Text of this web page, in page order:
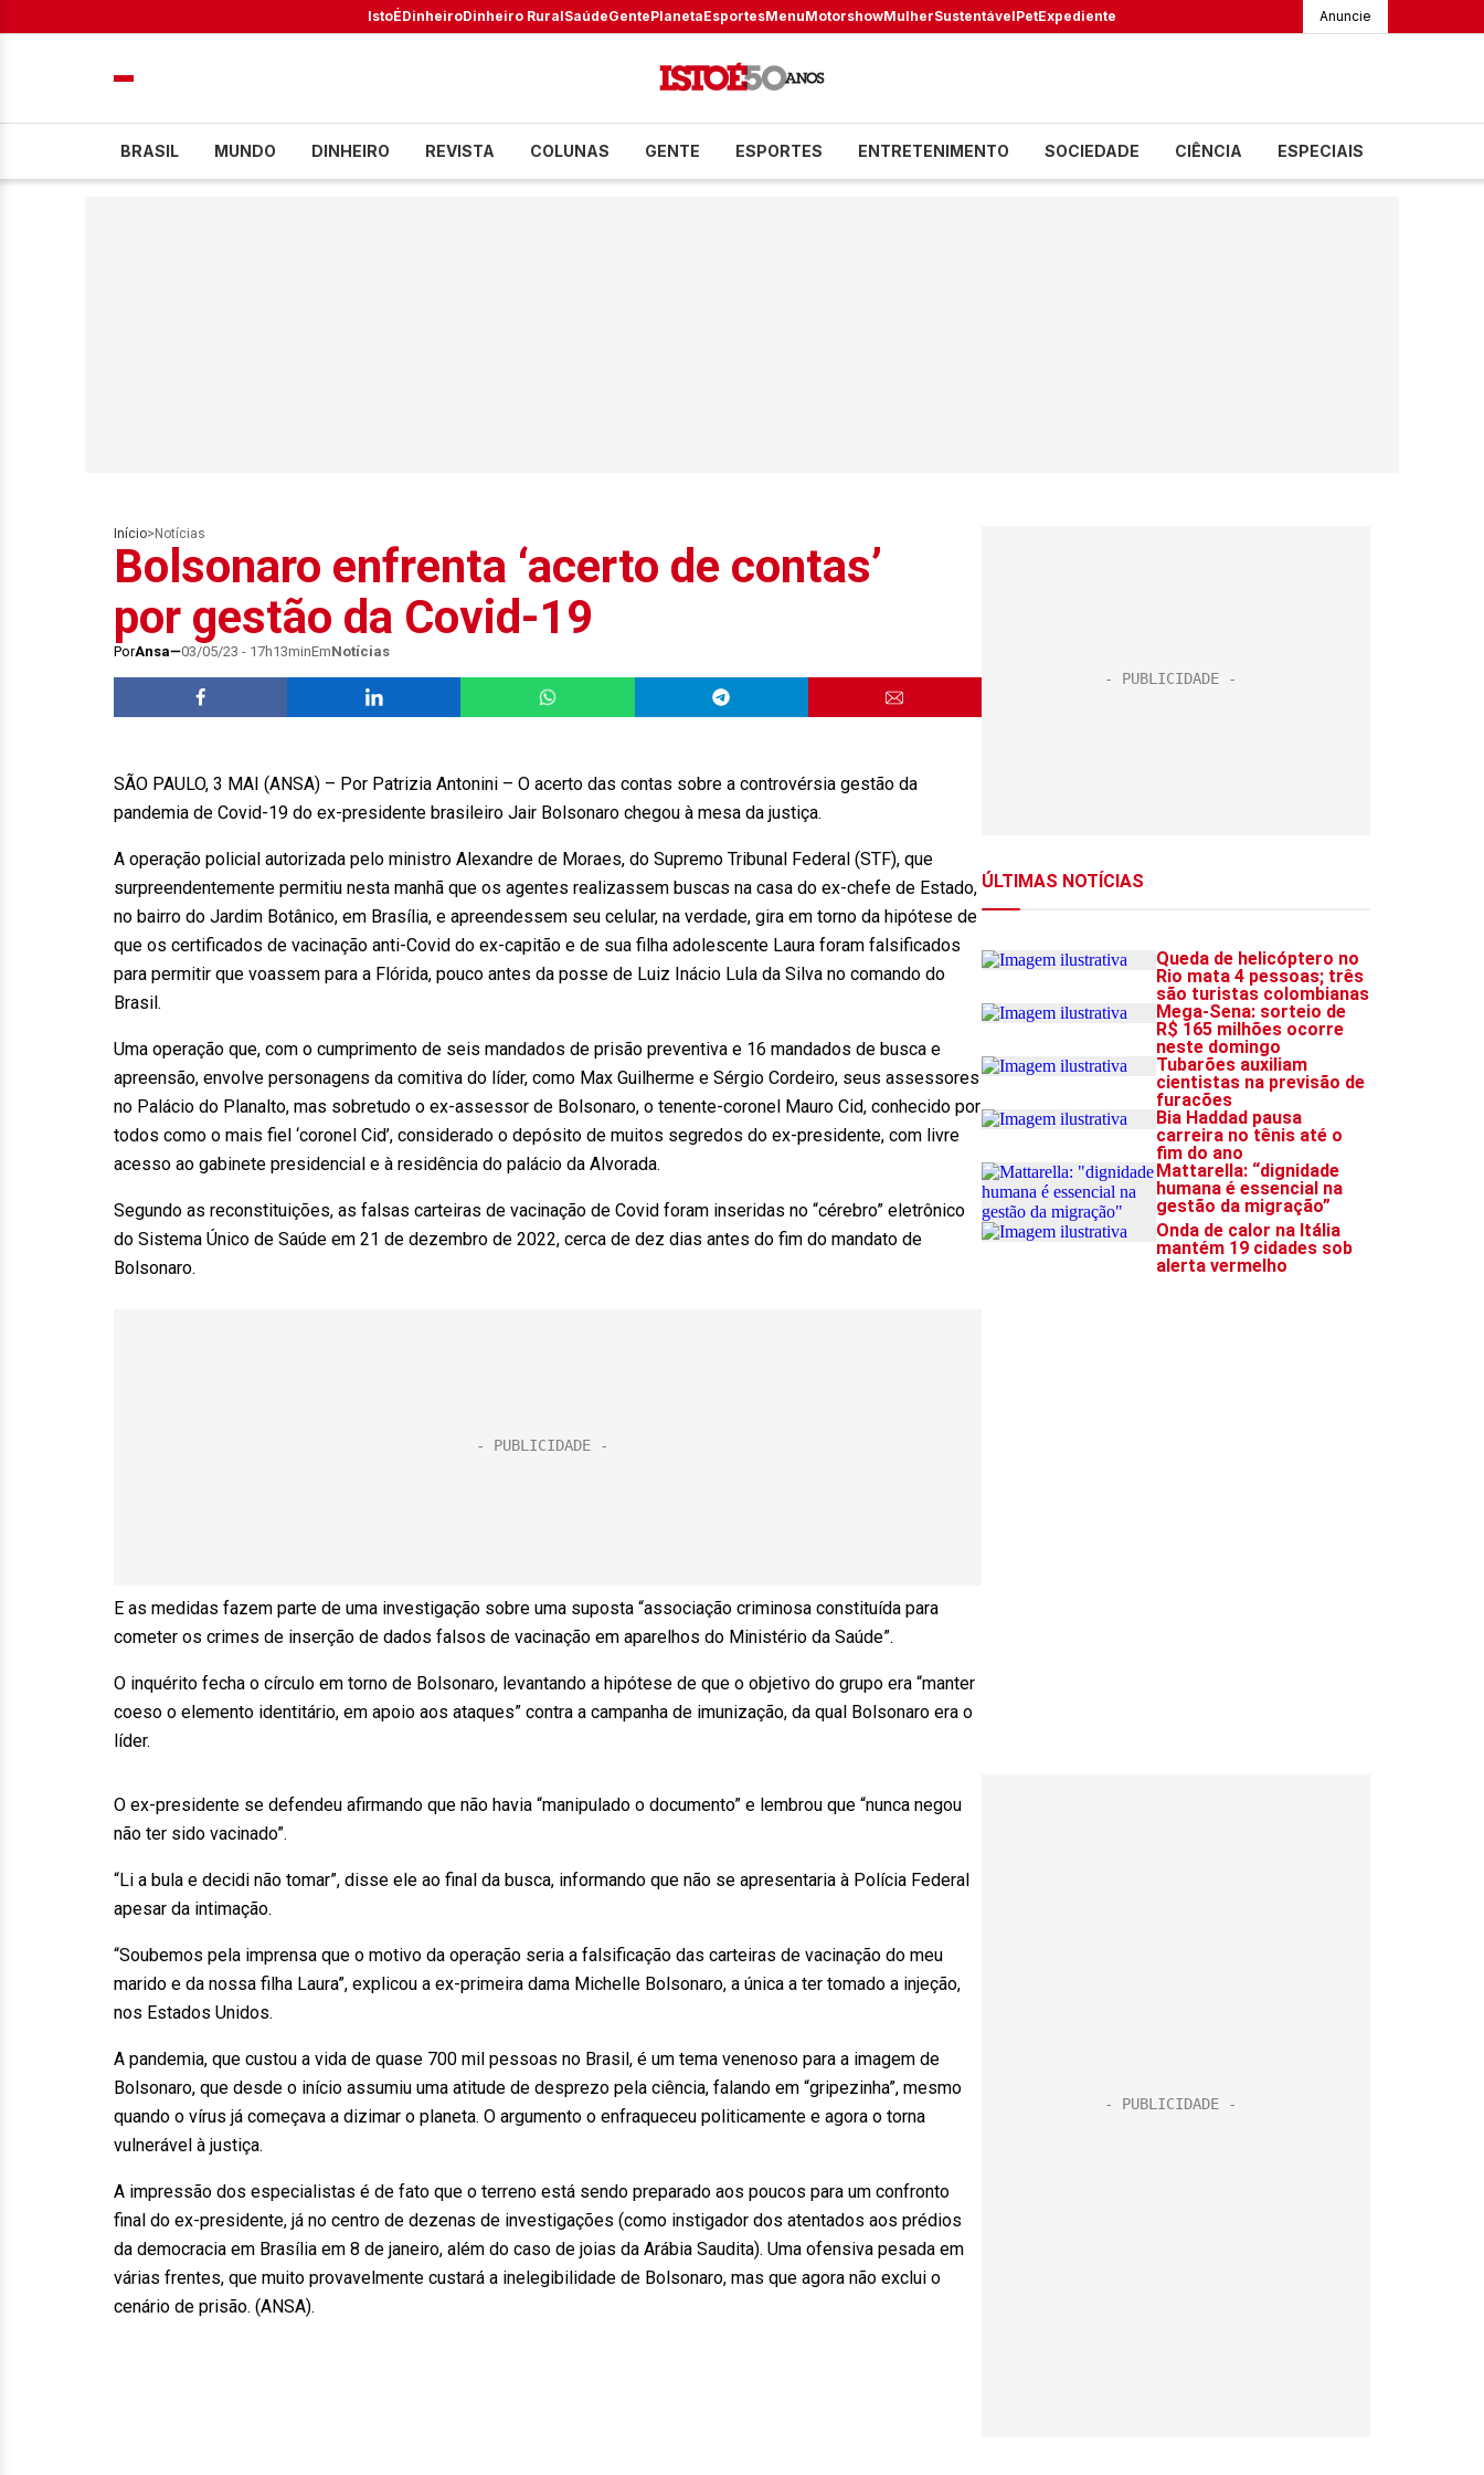
IstoÉDinheiroDinheiro RuralSaúdeGentePlanetaEsportesMenuMotorshowMulherSustentávelPetExpediente Anuncie
BRASIL MUNDO DINHEIRO REVISTA COLUNAS GENTE ESPORTES ENTRETENIMENTO SOCIEDADE CIÊNCIA ESPECIAIS
Início> Notícias
Bolsonaro enfrenta ‘acerto de contas’
por gestão da Covid-19
PorAnsa 03/05/23 - 17h13minEmNotícias
SÃO PAULO, 3 MAI (ANSA) – Por Patrizia Antonini – O acerto das contas sobre a controvérsia gestão da
pandemia de Covid-19 do ex-presidente brasileiro Jair Bolsonaro chegou à mesa da justiça.
A operação policial autorizada pelo ministro Alexandre de Moraes, do Supremo Tribunal Federal (STF), que
surpreendentemente permitiu nesta manhã que os agentes realizassem buscas na casa do ex-chefe de Estado,
no bairro do Jardim Botânico, em Brasília, e apreendessem seu celular, na verdade, gira em torno da hipótese de
que os certificados de vacinação anti-Covid do ex-capitão e de sua filha adolescente Laura foram falsificados
para permitir que voassem para a Flórida, pouco antes da posse de Luiz Inácio Lula da Silva no comando do
Brasil.
Uma operação que, com o cumprimento de seis mandados de prisão preventiva e 16 mandados de busca e
apreensão, envolve personagens da comitiva do líder, como Max Guilherme e Sérgio Cordeiro, seus assessores
no Palácio do Planalto, mas sobretudo o ex-assessor de Bolsonaro, o tenente-coronel Mauro Cid, conhecido por
todos como o mais fiel ‘coronel Cid’, considerado o depósito de muitos segredos do ex-presidente, com livre
acesso ao gabinete presidencial e à residência do palácio da Alvorada.
Segundo as reconstituições, as falsas carteiras de vacinação de Covid foram inseridas no “cérebro” eletrônico
do Sistema Único de Saúde em 21 de dezembro de 2022, cerca de dez dias antes do fim do mandato de
Bolsonaro.
E as medidas fazem parte de uma investigação sobre uma suposta “associação criminosa constituída para
cometer os crimes de inserção de dados falsos de vacinação em aparelhos do Ministério da Saúde”.
O inquérito fecha o círculo em torno de Bolsonaro, levantando a hipótese de que o objetivo do grupo era “manter
coeso o elemento identitário, em apoio aos ataques” contra a campanha de imunização, da qual Bolsonaro era o
líder.
O ex-presidente se defendeu afirmando que não havia “manipulado o documento” e lembrou que “nunca negou
não ter sido vacinado”.
“Li a bula e decidi não tomar”, disse ele ao final da busca, informando que não se apresentaria à Polícia Federal
apesar da intimação.
“Soubemos pela imprensa que o motivo da operação seria a falsificação das carteiras de vacinação do meu
marido e da nossa filha Laura”, explicou a ex-primeira dama Michelle Bolsonaro, a única a ter tomado a injeção,
nos Estados Unidos.
A pandemia, que custou a vida de quase 700 mil pessoas no Brasil, é um tema venenoso para a imagem de
Bolsonaro, que desde o início assumiu uma atitude de desprezo pela ciência, falando em “gripezinha”, mesmo
quando o vírus já começava a dizimar o planeta. O argumento o enfraqueceu politicamente e agora o torna
vulnerável à justiça.
A impressão dos especialistas é de fato que o terreno está sendo preparado aos poucos para um confronto
final do ex-presidente, já no centro de dezenas de investigações (como instigador dos atentados aos prédios
da democracia em Brasília em 8 de janeiro, além do caso de joias da Arábia Saudita). Uma ofensiva pesada em
várias frentes, que muito provavelmente custará a inelegibilidade de Bolsonaro, mas que agora não exclui o
cenário de prisão. (ANSA).